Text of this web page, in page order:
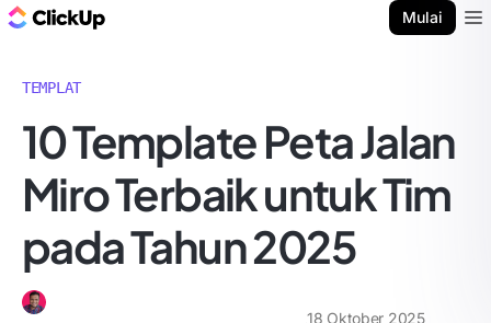
Mulai
TEMPLAT
10 Template Peta Jalan
Miro Terbaik untuk Tim
pada Tahun 2025
18 Oktober 2025